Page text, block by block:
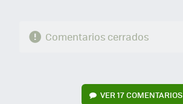
Comentarios cerrados
VER17 COMENTARIOS